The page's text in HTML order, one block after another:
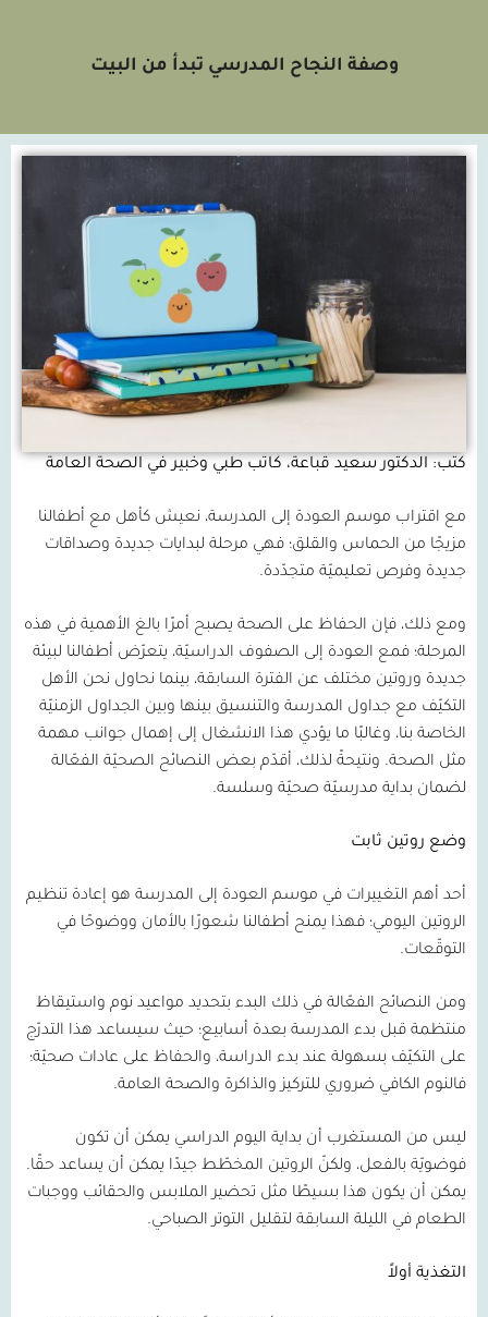
وصفة النجاح المدرسي تبدأ من البيت
كتب: الدكتور سعيد قباعة، كاتب طبي وخبير في الصحة العامة
مع اقتراب موسم العودة إلى المدرسة، نعيش كأهل مع أطفالنا
مزيجًا من الحماس والقلق؛ فهي مرحلة لبدايات جديدة وصداقات
جديدة وفرص تعليميّة متجدّدة.
ومع ذلك، فإن الحفاظ على الصحة يصبح أمرًا بالغ الأهمية في هذه
المرحلة؛ فمع العودة إلى الصفوف الدراسيّة، يتعرّض أطفالنا لبيئة
جديدة وروتين مختلف عن الفترة السابقة، بينما نحاول نحن الأهل
التكيّف مع جداول المدرسة والتنسيق بينها وبين الجداول الزمنيّة
الخاصة بنا، وغالبًا ما يؤدي هذا الانشغال إلى إهمال جوانب مهمة
مثل الصحة. ونتيحةً لذلك، أقدّم بعض النصائح الصحيّة الفعّالة
لضمان بداية مدرسيّة صحيّة وسلسة.
وضع روتين ثابت
أحد أهم التغييرات في موسم العودة إلى المدرسة هو إعادة تنظيم
الروتين اليومي؛ فهذا يمنح أطفالنا شعورًا بالأمان ووضوحًا في
التوقّعات.
ومن النصائح الفعّالة في ذلك البدء بتحديد مواعيد نوم واستيقاظ
منتظمة قبل بدء المدرسة بعدة أسابيع؛ حيث سيساعد هذا التدرّج
على التكيّف بسهولة عند بدء الدراسة، والحفاظ على عادات صحيّة؛
فالنوم الكافي ضروري للتركيز والذاكرة والصحة العامة.
ليس من المستغرب أن بداية اليوم الدراسي يمكن أن تكون
فوضويّة بالفعل، ولكنّ الروتين المخطّط جيدًا يمكن أن يساعد حقًا.
يمكن أن يكون هذا بسيطًا مثل تحضير الملابس والحقائب ووجبات
الطعام في الليلة السابقة لتقليل التوتر الصباحي.
التغذية أولاً